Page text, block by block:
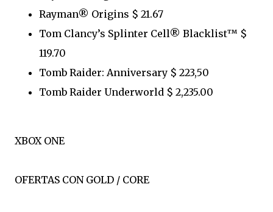
Rayman® Origins $ 21.67
Tom Clancy’s Splinter Cell® Blacklist™ $
119.70
Tomb Raider: Anniversary $ 223,50
Tomb Raider Underworld $ 2,235.00
XBOX ONE
OFERTAS CON GOLD / CORE